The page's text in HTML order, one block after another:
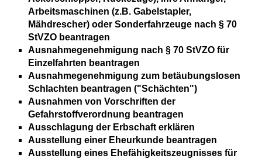
Arbeitsmaschinen (z.B. Gabelstapler,
Mähdrescher) oder Sonderfahrzeuge nach § 70
StVZO beantragen
Ausnahmegenehmigung nach § 70 StVZO für
Einzelfahrten beantragen
Ausnahmegenehmigung zum betäubungslosen
Schlachten beantragen ("Schächten")
Ausnahmen von Vorschriften der
Gefahrstoffverordnung beantragen
Ausschlagung der Erbschaft erklären
Ausstellung einer Eheurkunde beantragen
Ausstellung eines Ehefähigkeitszeugnisses für